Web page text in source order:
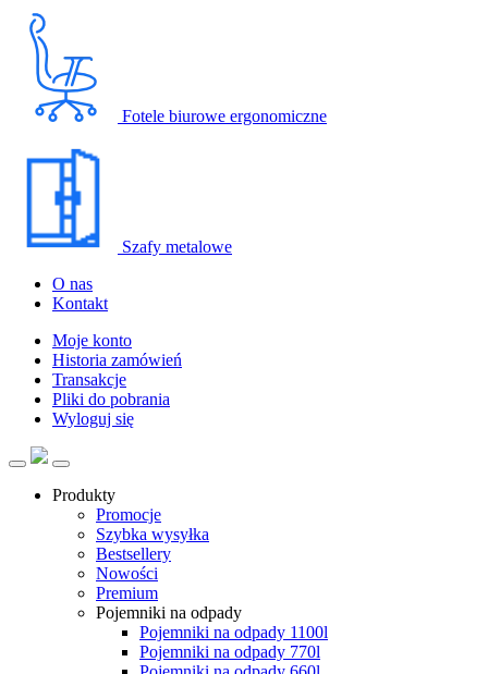
Fotele biurowe ergonomiczne
Szafy metalowe
O nas
Kontakt
Moje konto
Historia zamówień
Transakcje
Pliki do pobrania
Wyloguj się
Produkty
Promocje
Szybka wysyłka
Bestsellery
Nowości
Premium
Pojemniki na odpady
Pojemniki na odpady 1100l
Pojemniki na odpady 770l